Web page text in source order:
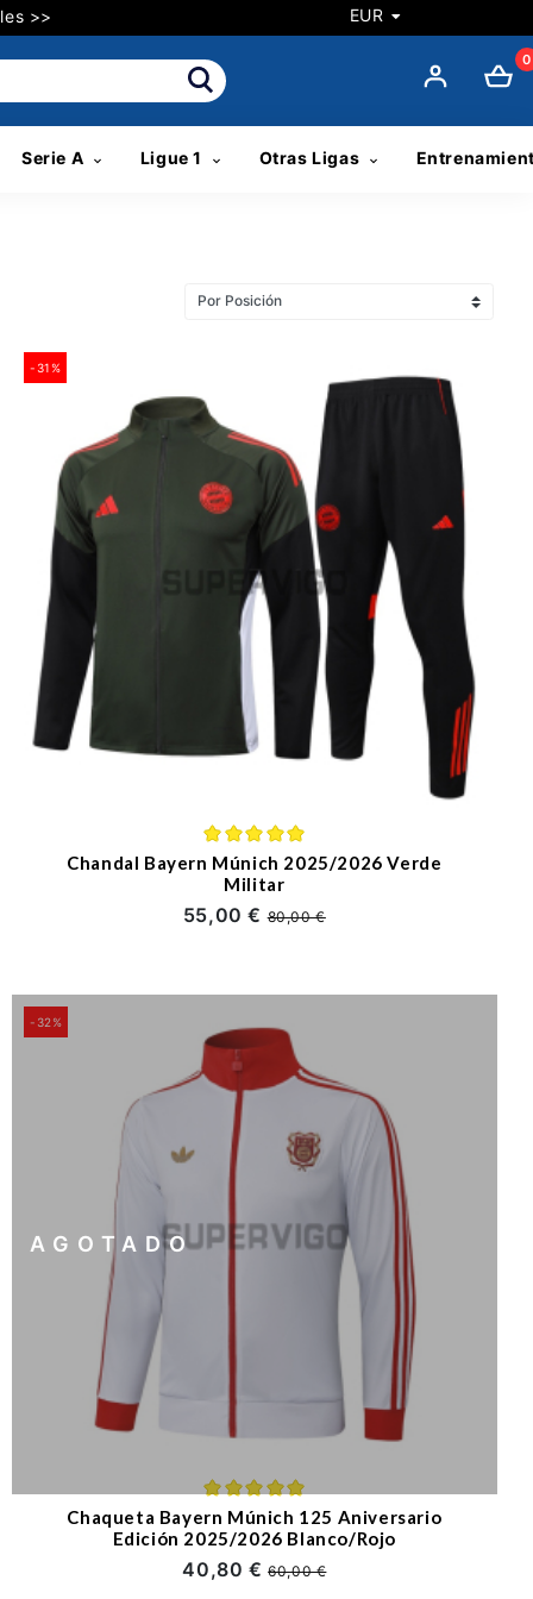
EUR
>>
0
Serie A Ligue 1 Otras Ligas
-31%
Chandal Bayern Múnich 2025/2026 Verde
Militar
55,00 €80,00 €
-32%
Chaqueta Bayern Múnich 125 Aniversario
Edición 2025/2026 Blanco/Rojo
40,80 €60,00 €
AGOTADO